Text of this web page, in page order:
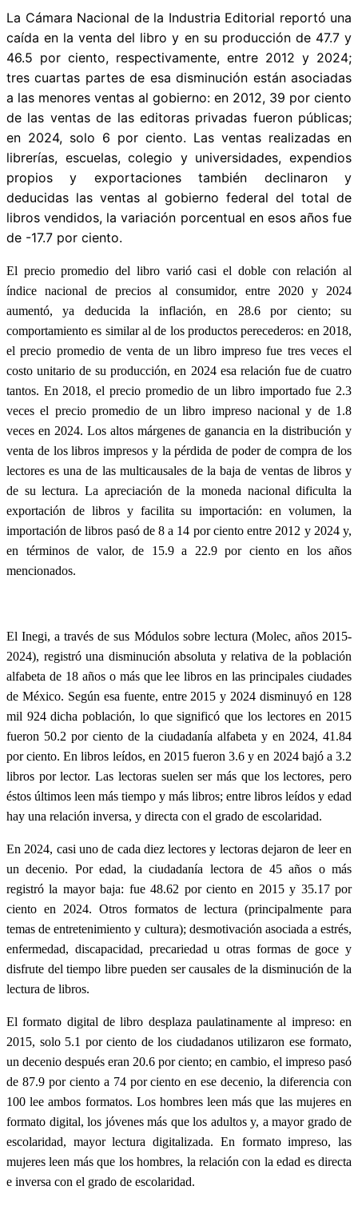
La Cámara Nacional de la Industria Editorial reportó una
caída en la venta del libro y en su producción de 47.7 y
46.5 por ciento, respectivamente, entre 2012 y 2024;
tres cuartas partes de esa disminución están asociadas
a las menores ventas al gobierno: en 2012, 39 por ciento
de las ventas de las editoras privadas fueron públicas;
en 2024, solo 6 por ciento. Las ventas realizadas en
librerías, escuelas, colegio y universidades, expendios
propios y exportaciones también declinaron y
deducidas las ventas al gobierno federal del total de
libros vendidos, la variación porcentual en esos años fue
de -17.7 por ciento.
El precio promedio del libro varió casi el doble con relación al
índice nacional de precios al consumidor, entre 2020 y 2024
aumentó, ya deducida la inflación, en 28.6 por ciento; su
comportamiento es similar al de los productos perecederos: en 2018,
el precio promedio de venta de un libro impreso fue tres veces el
costo unitario de su producción, en 2024 esa relación fue de cuatro
tantos. En 2018, el precio promedio de un libro importado fue 2.3
veces el precio promedio de un libro impreso nacional y de 1.8
veces en 2024. Los altos márgenes de ganancia en la distribución y
venta de los libros impresos y la pérdida de poder de compra de los
lectores es una de las multicausales de la baja de ventas de libros y
de su lectura. La apreciación de la moneda nacional dificulta la
exportación de libros y facilita su importación: en volumen, la
importación de libros pasó de 8 a 14 por ciento entre 2012 y 2024 y,
en términos de valor, de 15.9 a 22.9 por ciento en los años
mencionados.
El Inegi, a través de sus Módulos sobre lectura (Molec, años 2015-
2024), registró una disminución absoluta y relativa de la población
alfabeta de 18 años o más que lee libros en las principales ciudades
de México. Según esa fuente, entre 2015 y 2024 disminuyó en 128
mil 924 dicha población, lo que significó que los lectores en 2015
fueron 50.2 por ciento de la ciudadanía alfabeta y en 2024, 41.84
por ciento. En libros leídos, en 2015 fueron 3.6 y en 2024 bajó a 3.2
libros por lector. Las lectoras suelen ser más que los lectores, pero
éstos últimos leen más tiempo y más libros; entre libros leídos y edad
hay una relación inversa, y directa con el grado de escolaridad.
En 2024, casi uno de cada diez lectores y lectoras dejaron de leer en
un decenio. Por edad, la ciudadanía lectora de 45 años o más
registró la mayor baja: fue 48.62 por ciento en 2015 y 35.17 por
ciento en 2024. Otros formatos de lectura (principalmente para
temas de entretenimiento y cultura); desmotivación asociada a estrés,
enfermedad, discapacidad, precariedad u otras formas de goce y
disfrute del tiempo libre pueden ser causales de la disminución de la
lectura de libros.
El formato digital de libro desplaza paulatinamente al impreso: en
2015, solo 5.1 por ciento de los ciudadanos utilizaron ese formato,
un decenio después eran 20.6 por ciento; en cambio, el impreso pasó
de 87.9 por ciento a 74 por ciento en ese decenio, la diferencia con
100 lee ambos formatos. Los hombres leen más que las mujeres en
formato digital, los jóvenes más que los adultos y, a mayor grado de
escolaridad, mayor lectura digitalizada. En formato impreso, las
mujeres leen más que los hombres, la relación con la edad es directa
e inversa con el grado de escolaridad.